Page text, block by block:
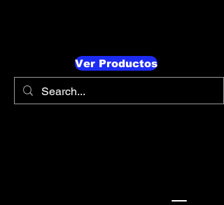
Ver Productos